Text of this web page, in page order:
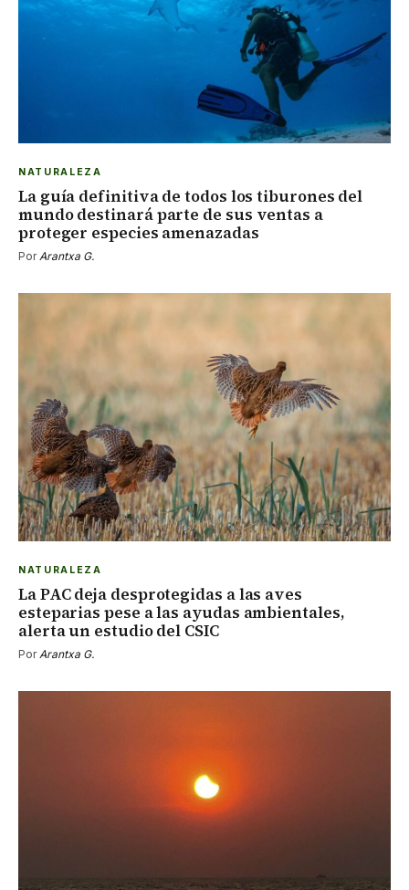
NATURALEZA
La guía definitiva de todos los tiburones del
mundo destinará parte de sus ventas a
proteger especies amenazadas
Por Arantxa G.
NATURALEZA
La PAC deja desprotegidas a las aves
esteparias pese a las ayudas ambientales,
alerta un estudio del CSIC
Por Arantxa G.